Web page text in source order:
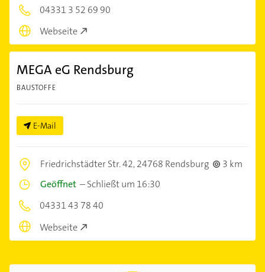
04331 3 52 69 90
Webseite
MEGA eG Rendsburg
BAUSTOFFE
E-Mail
Friedrichstädter Str. 42,24768 Rendsburg
3 km
Geöffnet –Schließt um 16:30
04331 43 78 40
Webseite